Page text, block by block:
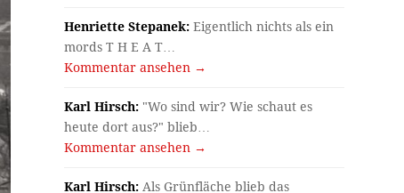
Henriette Stepanek: Eigentlich nichts als ein
mords T H E A T…
Kommentar ansehen →
Karl Hirsch: "Wo sind wir? Wie schaut es
heute dort aus?" blieb…
Kommentar ansehen →
Karl Hirsch: Als Grünfläche blieb das